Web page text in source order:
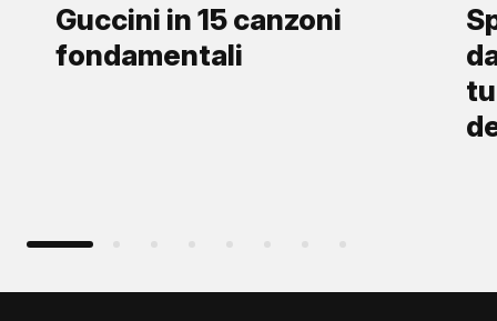
Guccini in 15 canzoni
fondamentali